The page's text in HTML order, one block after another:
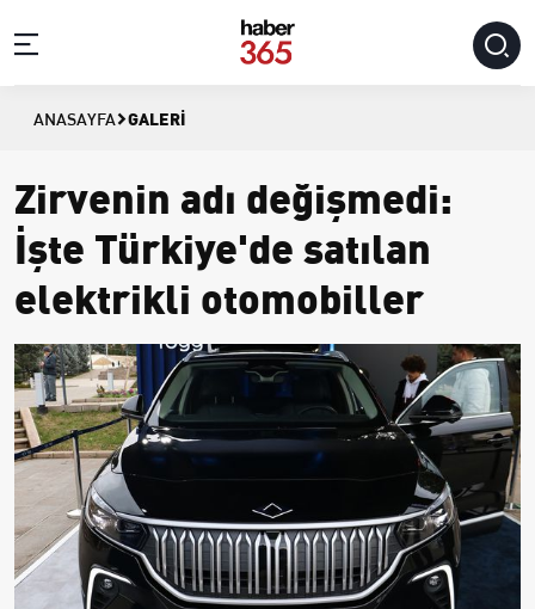
ANASAYFA GALERI
Zirvenin adı değişmedi:
İşte Türkiye'de satılan
elektrikli otomobiller